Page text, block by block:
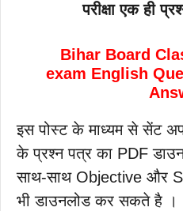
परीक्षा एक ही
Bihar Board
exam English
इस पोस्ट के माध्यम से सेंट
के प्रश्न पत्र का PDF
साथ-साथ Objective और
भी डाउनलोड कर सकते है ।